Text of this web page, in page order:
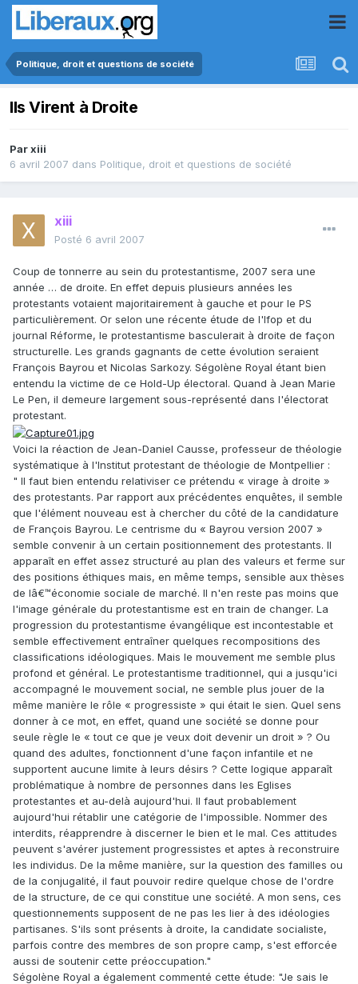
Politique, droit et questions de société
Ils Virent à Droite
Parxiii
6 avril 2007 dans Politique, droit et questions de société
xiii
Posté 6 avril 2007
Coup de tonnerre au sein du protestantisme, 2007 sera une
année … de droite. En effet depuis plusieurs années les
protestants votaient majoritairement à gauche et pour le PS
particulièrement. Or selon une récente étude de l'Ifop et du
journal Réforme, le protestantisme basculerait à droite de façon
structurelle. Les grands gagnants de cette évolution seraient
François Bayrou et Nicolas Sarkozy. Ségolène Royal étant bien
entendu la victime de ce Hold-Up électoral. Quand à Jean Marie
Le Pen, il demeure largement sous-représenté dans l'électorat
protestant.
Voici la réaction de Jean-Daniel Causse, professeur de théologie
systématique à l'Institut protestant de théologie de Montpellier :
" Il faut bien entendu relativiser ce prétendu « virage à droite »
des protestants. Par rapport aux précédentes enquêtes, il semble
que l'élément nouveau est à chercher du côté de la candidature
de François Bayrou. Le centrisme du « Bayrou version 2007 »
semble convenir à un certain positionnement des protestants. Il
apparaît en effet assez structuré au plan des valeurs et ferme sur
des positions éthiques mais, en même temps, sensible aux thèses
de lâ€™économie sociale de marché. Il n'en reste pas moins que
l'image générale du protestantisme est en train de changer. La
progression du protestantisme évangélique est incontestable et
semble effectivement entraîner quelques recompositions des
classifications idéologiques. Mais le mouvement me semble plus
profond et général. Le protestantisme traditionnel, qui a jusqu'ici
accompagné le mouvement social, ne semble plus jouer de la
même manière le rôle « progressiste » qui était le sien. Quel sens
donner à ce mot, en effet, quand une société se donne pour
seule règle le « tout ce que je veux doit devenir un droit » ? Ou
quand des adultes, fonctionnent d'une façon infantile et ne
supportent aucune limite à leurs désirs ? Cette logique apparaît
problématique à nombre de personnes dans les Eglises
protestantes et au-delà aujourd'hui. Il faut probablement
aujourd'hui rétablir une catégorie de l'impossible. Nommer des
interdits, réapprendre à discerner le bien et le mal. Ces attitudes
peuvent s'avérer justement progressistes et aptes à reconstruire
les individus. De la même manière, sur la question des familles ou
de la conjugalité, il faut pouvoir redire quelque chose de l'ordre
de la structure, de ce qui constitue une société. A mon sens, ces
questionnements supposent de ne pas les lier à des idéologies
partisanes. S'ils sont présents à droite, la candidate socialiste,
parfois contre des membres de son propre camp, s'est efforcée
aussi de soutenir cette préoccupation."
Ségolène Royal a également commenté cette étude: "Je sais le